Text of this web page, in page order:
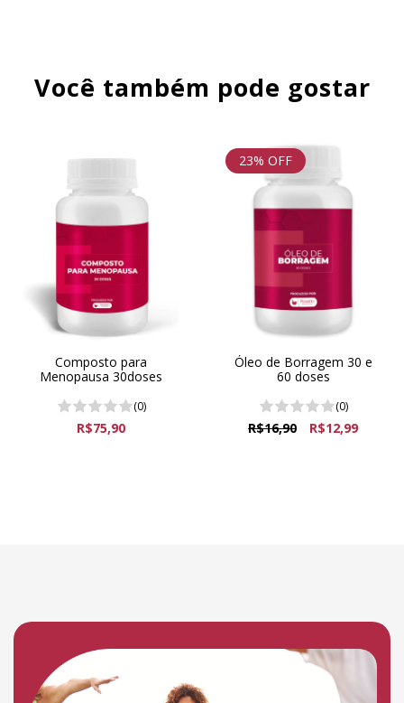
Você também pode gostar
Composto para
Menopausa 30doses
(0)
R$75,90
23% OFF
Óleo de Borragem 30 e
60 doses
(0)
R$16,90 R$12,99